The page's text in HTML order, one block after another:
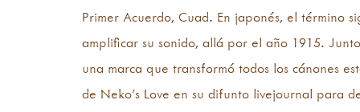
Primer Acuerdo, Cuad. En japonés, el término
amplificar su sonido, allá por el año 1915.
una marca que transformó todos los cánones
de Neko’s Love en su difunto livejournal para